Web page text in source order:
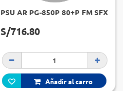
PSU AR PG-850P 80+P FM SFX
S/716.80
Añadir al carro